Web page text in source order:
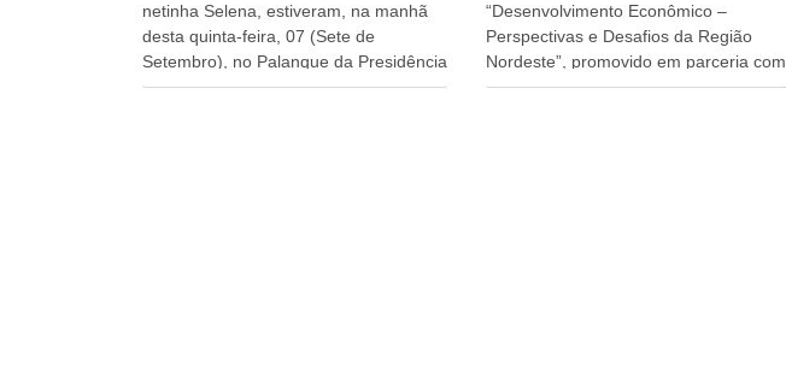
netinha Selena, estiveram, na manhã
desta quinta-feira, 07 (Sete de
Setembro), no Palanque da Presidência
da República, onde foram abraçados
“Desenvolvimento Econômico –
Perspectivas e Desafios da Região
Nordeste”, promovido em parceria com
o Consórcio Nordeste. Na pauta do